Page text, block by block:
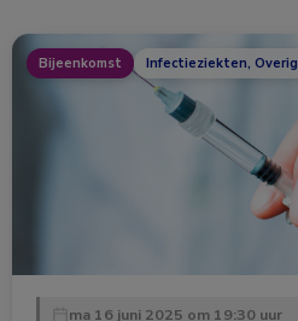
Bijeenkomst Infectieziekten, Overig
ma 16 juni 2025 om 19:30 uur